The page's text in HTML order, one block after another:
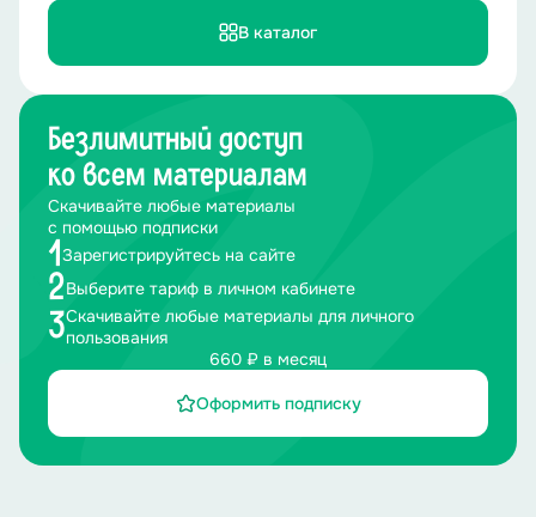
В каталог
Безлимитный доступ
ко всем материалам
Скачивайте любые материалы
с помощью подписки
1 Зарегистрируйтесь на сайте
2Выберите тариф в личном кабинете
3Скачивайте любые материалы для личного
пользования
660 ₽ в месяц
Оформить подписку